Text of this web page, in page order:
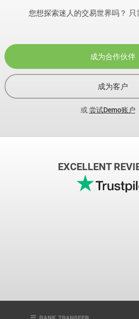
您想探索迷人的交易世界吗？ 只
成为合作伙伴
成为客户
或尝试Demo账户
EXCELLENT